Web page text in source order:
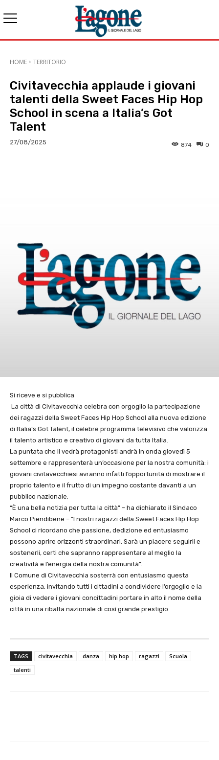
HOME TERRITORIO
Civitavecchia applaude i giovani
talenti della Sweet Faces Hip Hop
School in scena a Italia’s Got
Talent
27/08/2025 0
874
Si riceve e si pubblica
La città di Civitavecchia celebra con orgoglio la partecipazione
dei ragazzi della Sweet Faces Hip Hop School alla nuova edizione
di Italia’s Got Talent, il celebre programma televisivo che valorizza
il talento artistico e creativo di giovani da tutta Italia.
La puntata che li vedrà protagonisti andrà in onda giovedì 5
settembre e rappresenterà un’occasione per la nostra comunità: i
giovani civitavecchiesi avranno infatti l’opportunità di mostrare il
proprio talento e il frutto di un impegno costante davanti a un
pubblico nazionale.
“È una bella notizia per tutta la città” – ha dichiarato il Sindaco
Marco Piendibene – “I nostri ragazzi della Sweet Faces Hip Hop
School ci ricordano che passione, dedizione ed entusiasmo
possono aprire orizzonti straordinari. Sarà un piacere seguirli e
sostenerli, certi che sapranno rappresentare al meglio la
creatività e l’energia della nostra comunità”.
Il Comune di Civitavecchia sosterrà con entusiasmo questa
esperienza, invitando tutti i cittadini a condividere l’orgoglio e la
gioia di vedere i giovani concittadini portare in alto il nome della
città in una ribalta nazionale di così grande prestigio.
TAGS civitavecchia danza hip hop ragazzi
Scuola
talenti